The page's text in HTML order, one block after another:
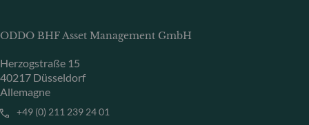
ODDO BHF Asset Management GmbH
Herzogstraße 15
40217 Düsseldorf
Allemagne
+49 (0) 211 239 24 01